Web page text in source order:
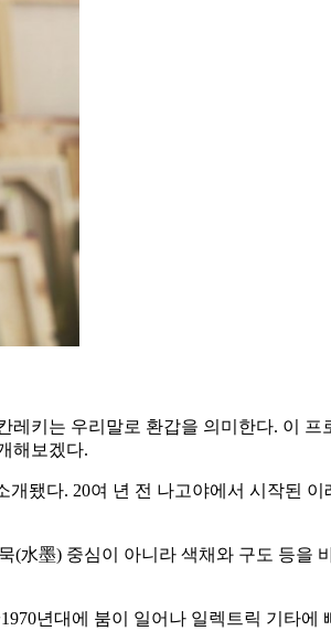
레키는 우리말로 환갑을 의미한다. 이
해보겠다.
개됐다. 20여 년 전 나고야에서 시작된
(水墨) 중심이 아니라 색채와 구도 등을
년대에 붐이 일어나 일렉트릭 기타에